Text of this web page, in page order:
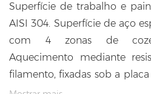
Superfície de trabalho e
AISI 304. Superfície de aço
com 4 zonas de
Aquecimento mediante
filamento, fixadas sob a
reguladores de